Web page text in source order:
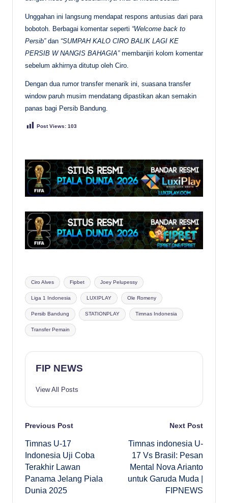
Unggahan ini langsung mendapat respons antusias dari para
bobotoh. Berbagai komentar seperti “Welcome back to
Persib”dan “SUMPAH KALO CIRO BALIK LAGI KE
PERSIB W NANGIS BAHAGIA”membanjiri kolom komentar
sebelum akhirnya ditutup oleh Ciro.
Dengan dua rumor transfer menarik ini, suasana transfer
window paruh musim mendatang dipastikan akan semakin
panas bagi Persib Bandung.
Post Views: 103
Tags:
Ciro Alves Fipbet Joey Pelupessy
Liga 1 Indonesia LUXIPLAY Ole Romeny
Persib Bandung STATIONPLAY Timnas Indonesia
Transfer Pemain
FIP NEWS
View All Posts
Post
navigation
Previous Post
Timnas U-17
Indonesia Uji Coba
Terakhir Lawan
Panama Jelang Piala
Dunia 2025
Next Post
Timnas indonesia U-
17 Vs Brasil: Pesan
Mental Nova Arianto
untuk Garuda Muda |
FIPNEWS